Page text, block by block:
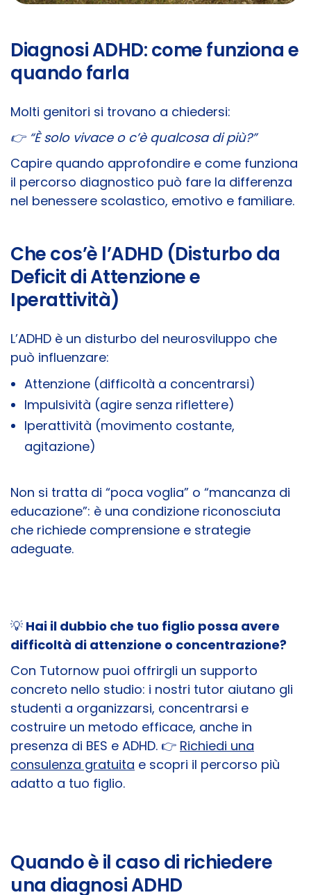
Diagnosi ADHD: come funziona e
quando farla
Molti genitori si trovano a chiedersi:
👉 “È solo vivace o c’è qualcosa di più?”
Capire quando approfondire e come funziona
il percorso diagnostico può fare la differenza
nel benessere scolastico, emotivo e familiare.
Che cos’è l’ADHD (Disturbo da
Deficit di Attenzione e
Iperattività)
L’ADHD è un disturbo del neurosviluppo che
può influenzare:
Attenzione (difficoltà a concentrarsi)
Impulsività (agire senza riflettere)
Iperattività (movimento costante,
agitazione)
Non si tratta di “poca voglia” o “mancanza di
educazione”: è una condizione riconosciuta
che richiede comprensione e strategie
adeguate.
💡 Hai il dubbio che tuo figlio possa avere
difficoltà di attenzione o concentrazione?
Con Tutornow puoi offrirgli un supporto
concreto nello studio: i nostri tutor aiutano gli
studenti a organizzarsi, concentrarsi e
costruire un metodo efficace, anche in
presenza di BES e ADHD. 👉 Richiedi una
consulenza gratuita e scopri il percorso più
adatto a tuo figlio.
Quando è il caso di richiedere
una diagnosi ADHD